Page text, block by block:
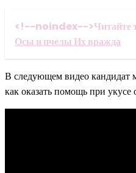
<!--noindex--
Осы и пчелы Их вражда
В следующем видео кандидат
как оказать помощь при укусе